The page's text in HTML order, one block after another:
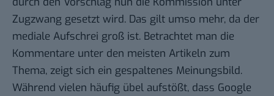
Zugzwang gesetzt wird. Das gilt umso mehr, da der
mediale Aufschrei groß ist. Betrachtet man die
Kommentare unter den meisten Artikeln zum
Thema, zeigt sich ein gespaltenes Meinungsbild.
Während vielen häufig übel aufstößt, dass Google